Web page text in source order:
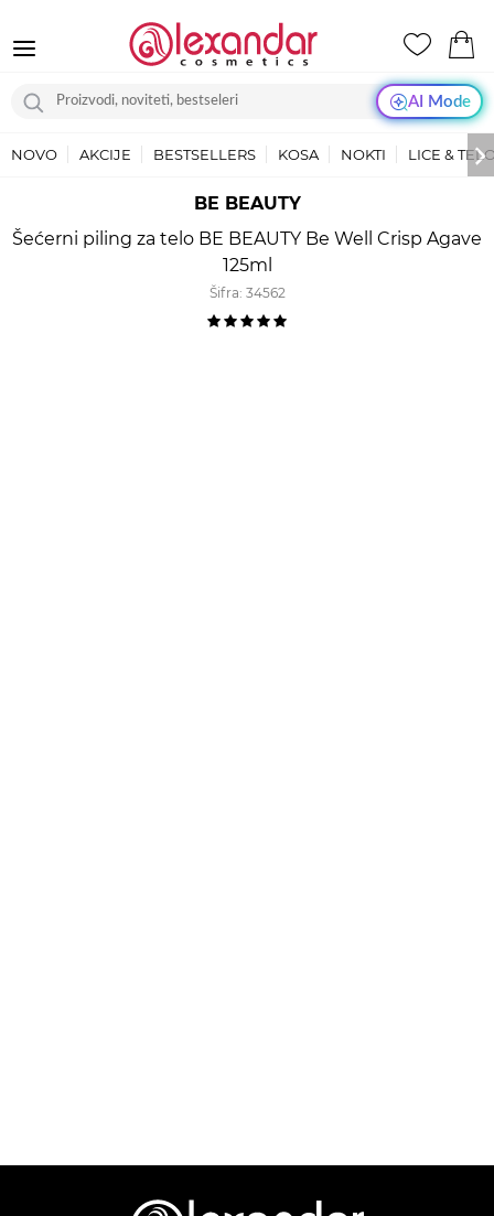
AI Mode
NOVO AKCIJE BESTSELLERS KOSA NOKTI LICE &
BE BEAUTY
Šećerni piling za telo BE BEAUTY Be Well Crisp Agave
125ml
Šifra: 34562